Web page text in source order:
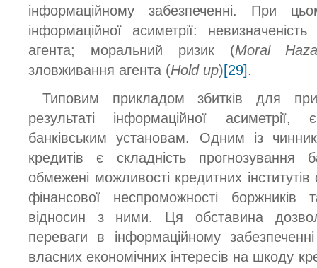
інформаційному забезпеченні. При
інформаційної асиметрії:
агента; моральний ризик (Moral
зловживання агента (Hold up)[29].
Типовим прикладом збитків для
результаті інформаційної
банківським установам. Одним із
кредитів є складність прогнозування
обмежені можливості кредитних
фінансової неспроможності боржників
відносин з ними. Ця обставина
переваги в інформаційному
власних економічних інтересів на шкоду